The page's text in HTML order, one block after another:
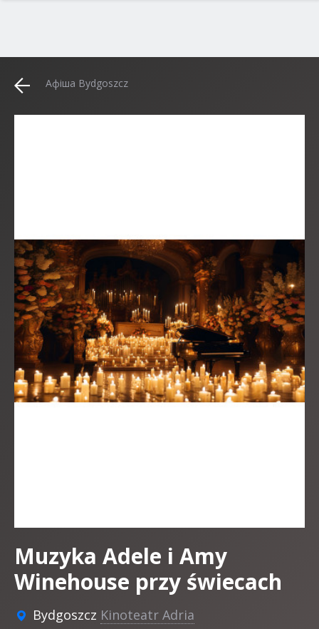
Афіша Bydgoszcz
Muzyka Adele i Amy
Winehouse przy świecach
Bydgoszcz Kinoteatr Adria